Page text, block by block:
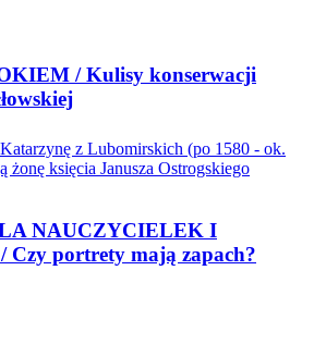
/ Kulisy konserwacji
NAUCZYCIELEK I
portrety mają zapach?